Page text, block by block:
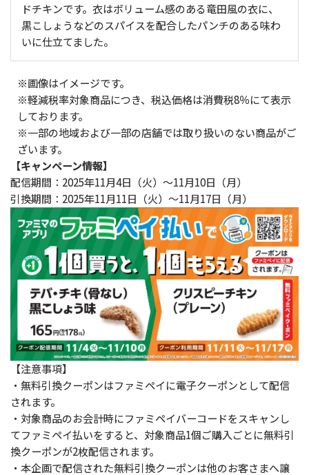
ドチキンです。衣はボリューム感のある竜田風の衣に、
黒こしょうなどのスパイスを配合したパンチのある味わ
いに仕立てました。
※画像はイメージです。
※軽減税率対象商品につき、税込価格は消費税8％にて表示
しております。
※一部の地域および一部の店舗では取り扱いのない商品がご
ざいます。
【キャンペーン情報】
配信期間：2025年11月4日（火）～11月10日（月）
引換期間：2025年11月11日（火）～11月17日（月）
【注意事項】
・無料引換クーポンはファミペイに電子クーポンとして配信
されます。
・対象商品のお会計時にファミペイバーコードをスキャンし
てファミペイ払いをすると、対象商品1個ご購入ごとに無料引
換クーポンが2枚配信されます。
・本企画で配信された無料引換クーポンは他のお客さまへ譲